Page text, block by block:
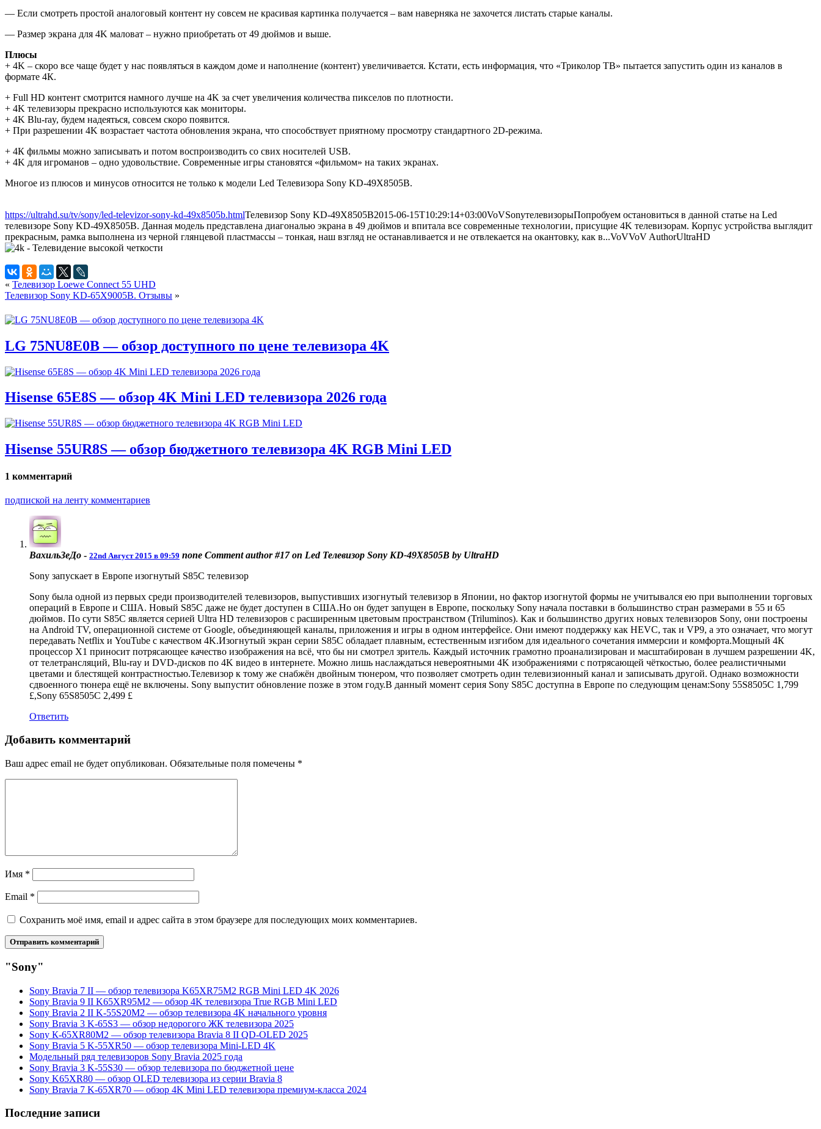
— Если смотреть простой аналоговый контент ну совсем не красивая картинка получается – вам наверняка не захочется листать старые каналы.
— Размер экрана для 4K маловат – нужно приобретать от 49 дюймов и выше.
Плюсы
+ 4K – скоро все чаще будет у нас появляться в каждом доме и наполнение (контент) увеличивается. Кстати, есть информация, что «Триколор ТВ» пытается запустить один из каналов в
формате 4К.
+ Full HD контент смотрится намного лучше на 4K за счет увеличения количества пикселов по плотности.
+ 4K телевизоры прекрасно используются как мониторы.
+ 4K Blu-ray, будем надеяться, совсем скоро появится.
+ При разрешении 4K возрастает частота обновления экрана, что способствует приятному просмотру стандартного 2D-режима.
+ 4К фильмы можно записывать и потом воспроизводить со свих носителей USB.
+ 4K для игроманов – одно удовольствие. Современные игры становятся «фильмом» на таких экранах.
Многое из плюсов и минусов относится не только к модели Led Телевизора Sony KD-49X8505B.
https://ultrahd.su/tv/sony/led-televizor-sony-kd-49x8505b.htmlТелевизор Sony KD-49X8505B2015-06-15T10:29:14+03:00VoVSonyтелевизорыПопробуем остановиться в данной статье на Led
телевизоре Sony KD-49X8505B. Данная модель представлена диагональю экрана в 49 дюймов и впитала все современные технологии, присущие 4K телевизорам. Корпус устройства выглядит
прекрасным, рамка выполнена из черной глянцевой пластмассы – тонкая, наш взгляд не останавливается и не отвлекается на окантовку, как в...VoVVoVAuthorUltraHD
« Телевизор Loewe Connect 55 UHD
Телевизор Sony KD-65X9005B. Отзывы »
LG 75NU8E0B — обзор доступного по цене телевизора 4K
Hisense 65E8S — обзор 4K Mini LED телевизора 2026 года
Hisense 55UR8S — обзор бюджетного телевизора 4K RGB Mini LED
1 комментарий
подпиской на ленту комментариев
ВахильЗеДо - 22nd Август 2015 в 09:59 none Comment author #17 on Led Телевизор Sony KD-49X8505B by UltraHD
Sony запускает в Европе изогнутый S85C телевизор
Sony была одной из первых среди производителей телевизоров, выпустивших изогнутый телевизор в Японии, но фактор изогнутой формы не учитывался ею при выполнении торговых
операций в Европе и США. Новый S85C даже не будет доступен в США.Но он будет запущен в Европе, поскольку Sony начала поставки в большинство стран размерами в 55 и 65
дюймов. По сути S85C является серией Ultra HD телевизоров с расширенным цветовым пространством (Triluminos). Как и большинство других новых телевизоров Sony, они построены
на Android TV, операционной системе от Google, объединяющей каналы, приложения и игры в одном интерфейсе. Они имеют поддержку как HEVC, так и VP9, а это означает, что могут
передавать Netflix и YouTube с качеством 4K.Изогнутый экран серии S85C обладает плавным, естественным изгибом для идеального сочетания иммерсии и комфорта.Мощный 4К
процессор Х1 приносит потрясающее качество изображения на всё, что бы ни смотрел зритель. Каждый источник грамотно проанализирован и масштабирован в лучшем разрешении 4K,
от телетрансляций, Blu-ray и DVD-дисков по 4K видео в интернете. Можно лишь наслаждаться невероятными 4K изображениями с потрясающей чёткостью, более реалистичными
цветами и блестящей контрастностью.Телевизор к тому же снабжён двойным тюнером, что позволяет смотреть один телевизионный канал и записывать другой. Однако возможности
сдвоенного тюнера ещё не включены. Sony выпустит обновление позже в этом году.В данный момент серия Sony S85C доступна в Европе по следующим ценам:Sony 55S8505C 1,799
£,Sony 65S8505C 2,499 £
Ответить
Добавить комментарий
Ваш адрес email не будет опубликован. Обязательные поля помечены *
Имя *
Email *
Сохранить моё имя, email и адрес сайта в этом браузере для последующих моих комментариев.
"Sony"
Sony Bravia 7 II — обзор телевизора K65XR75M2 RGB Mini LED 4K 2026
Sony Bravia 9 II K65XR95M2 — обзор 4K телевизора True RGB Mini LED
Sony Bravia 2 II K-55S20M2 — обзор телевизора 4K начального уровня
Sony Bravia 3 K-65S3 — обзор недорогого ЖК телевизора 2025
Sony К-65ХR80М2 — обзор телевизора Bravia 8 II QD-OLED 2025
Sony Bravia 5 K-55XR50 — обзор телевизора Mini-LED 4K
Модельный ряд телевизоров Sony Bravia 2025 года
Sony Bravia 3 K-55S30 — обзор телевизора по бюджетной цене
Sony K65XR80 — обзор OLED телевизора из серии Bravia 8
Sony Bravia 7 K-65XR70 — обзор 4K Mini LED телевизора премиум-класса 2024
Последние записи